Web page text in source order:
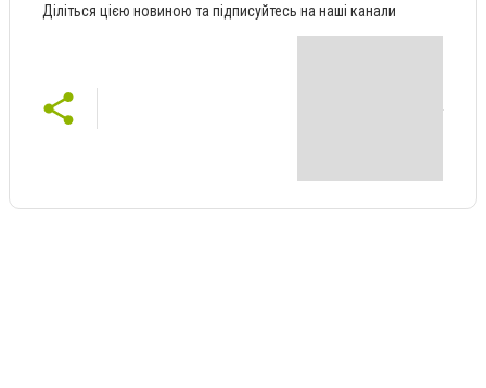
Діліться цією новиною та підписуйтесь на наші канали